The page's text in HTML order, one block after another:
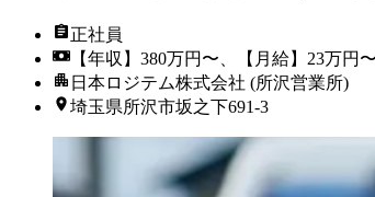
正社員
【年収】380万円〜、【月給】23万円〜
日本ロジテム株式会社 (所沢営業所)
埼玉県所沢市坂之下691-3